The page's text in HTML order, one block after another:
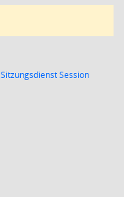
SitzungsdienstSession(Wird in